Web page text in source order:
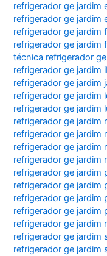
refrigerador ge jardim
refrigerador ge jardim
refrigerador ge jardim
refrigerador ge jardim
técnica refrigerador
refrigerador ge jardim
refrigerador ge jardim
refrigerador ge jardim
refrigerador ge jardim
refrigerador ge jardim
refrigerador ge jardim
refrigerador ge jardim
refrigerador ge jardim
refrigerador ge jardim
refrigerador ge jardim
refrigerador ge jardim
refrigerador ge jardim
refrigerador ge jardim
refrigerador ge jardim
refrigerador ge jardim